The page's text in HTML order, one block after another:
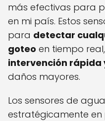
más efectivas para
en mi país. Estos
para detectar
goteo en tiempo
intervención rápida
daños mayores.
Los sensores de
estratégicamente en